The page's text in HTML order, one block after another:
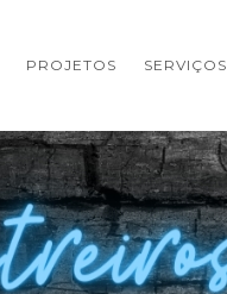
PROJETOS SERVIÇOS